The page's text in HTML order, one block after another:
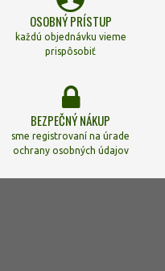
OSOBNÝ PRÍSTUP
každú objednávku vieme
prispôsobiť
BEZPEČNÝ NÁKUP
sme registrovaní na úrade
ochrany osobných údajov